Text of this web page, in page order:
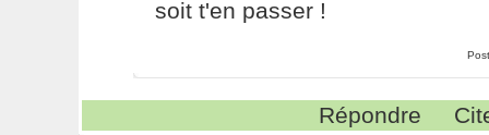
soit t'en passer !
Répondre